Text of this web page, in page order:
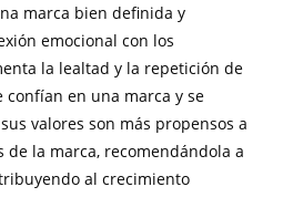
marca bien definida y
emocional con los
la lealtad y la repetición de
confían en una marca y se
valores son más propensos a
la marca, recomendándola a
al crecimiento